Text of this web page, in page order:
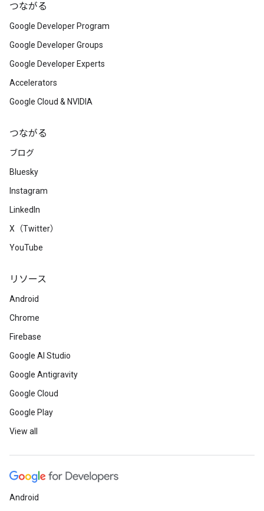
つながる
Google Developer Program
Google Developer Groups
Google Developer Experts
Accelerators
Google Cloud & NVIDIA
つながる
ブログ
Bluesky
Instagram
LinkedIn
X（Twitter）
YouTube
リソース
Android
Chrome
Firebase
Google AI Studio
Google Antigravity
Google Cloud
Google Play
View all
Android